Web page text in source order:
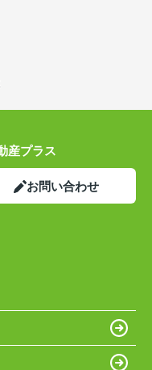
産プラス
お問い合わせ